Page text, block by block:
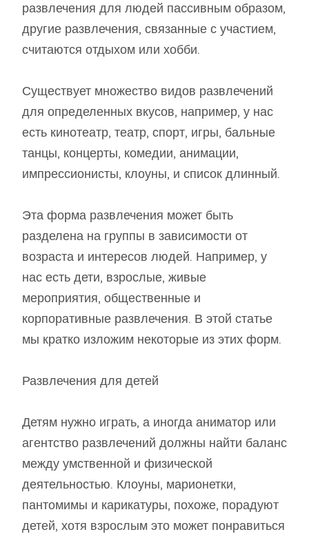
развлечения для людей пассивным образом,
другие развлечения, связанные с участием,
считаются отдыхом или хобби.
Существует множество видов развлечений
для определенных вкусов, например, у нас
есть кинотеатр, театр, спорт, игры, бальные
танцы, концерты, комедии, анимации,
импрессионисты, клоуны, и список длинный.
Эта форма развлечения может быть
разделена на группы в зависимости от
возраста и интересов людей. Например, у
нас есть дети, взрослые, живые
мероприятия, общественные и
корпоративные развлечения. В этой статье
мы кратко изложим некоторые из этих форм.
Развлечения для детей
Детям нужно играть, а иногда аниматор или
агентство развлечений должны найти баланс
между умственной и физической
деятельностью. Клоуны, марионетки,
пантомимы и карикатуры, похоже, порадуют
детей, хотя взрослым это может понравиться